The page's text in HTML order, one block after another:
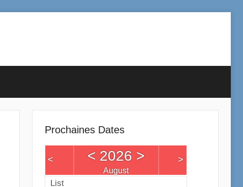
Prochaines Dates
< < 2026>
August
>
List